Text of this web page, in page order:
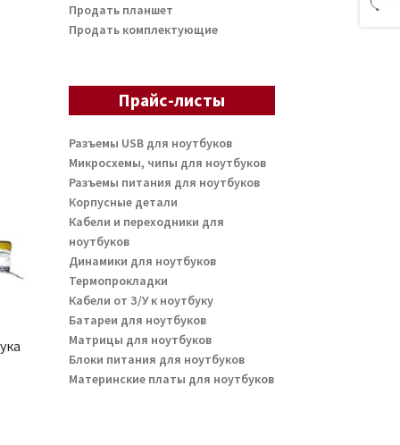
Продать планшет
Продать комплектующие
Прайс-листы
Разъемы USB для ноутбуков
Микросхемы, чипы для ноутбуков
Разъемы питания для ноутбуков
Корпусные детали
Кабели и переходники для
ноутбуков
Динамики для ноутбуков
Термопрокладки
Кабели от З/У к ноутбуку
Батареи для ноутбуков
Матрицы для ноутбуков
Блоки питания для ноутбуков
Материнские платы для ноутбуков